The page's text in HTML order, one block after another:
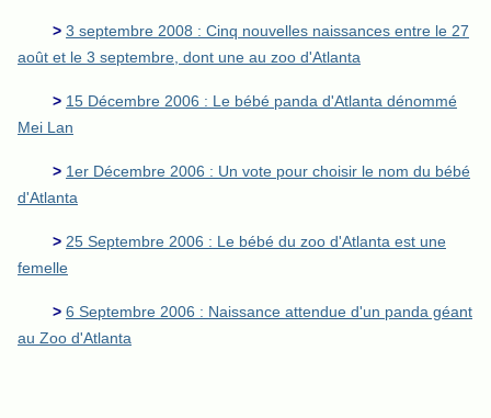
> 3 septembre 2008 : Cinq nouvelles naissances entre le 27
août et le 3 septembre, dont une au zoo d'Atlanta
> 15 Décembre 2006 : Le bébé panda d'Atlanta dénommé
Mei Lan
> 1er Décembre 2006 : Un vote pour choisir le nom du bébé
d'Atlanta
> 25 Septembre 2006 : Le bébé du zoo d'Atlanta est une
femelle
> 6 Septembre 2006 : Naissance attendue d'un panda géant
au Zoo d'Atlanta